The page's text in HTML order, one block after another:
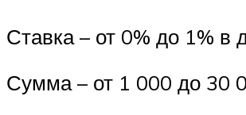
Ставка – от 0% до 1% в
Сумма – от 1 000 до 30